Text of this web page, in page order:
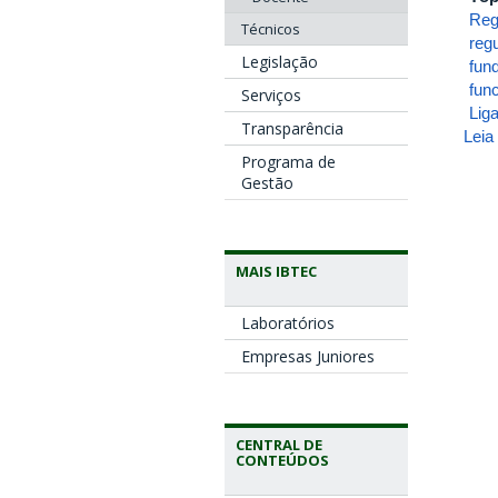
Técnicos
Legislação
Serviços
Transparência
Programa de
Gestão
MAIS IBTEC
Laboratórios
Empresas Juniores
CENTRAL DE
CONTEÚDOS